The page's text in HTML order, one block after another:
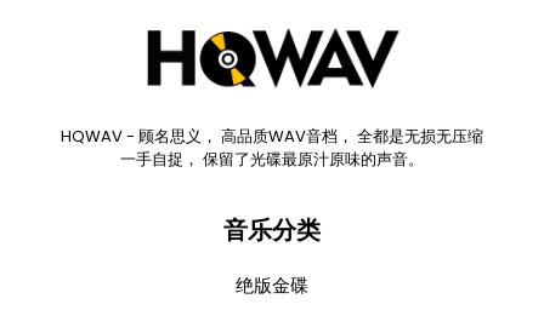
HQWAV - 顾名思义， 高品质WAV音档， 全都是无损无压缩
一手自捉， 保留了光碟最原汁原味的声音。
音乐分类
绝版金碟